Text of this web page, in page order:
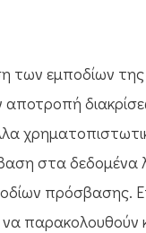
εμποδίων της
αποτροπή
στα
πρόσβασης.
παρακολουθούν